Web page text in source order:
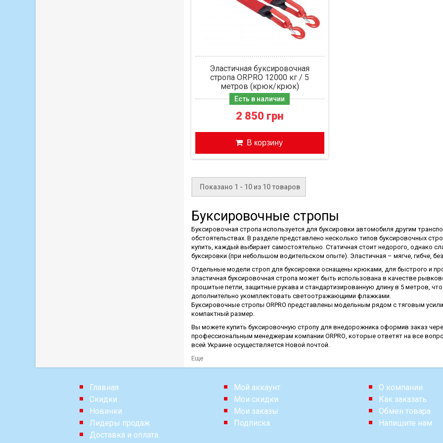
Эластичная буксировочная
стропа ORPRO 12000 кг / 5
метров (крюк/крюк)
Есть в наличии
2 850 грн
В корзину
Показано 1 - 10 из 10 товаров
Буксировочные стропы
Буксировочная стропа используется для буксировки автомобиля другим
обстоятельствах. В разделе представлено несколько типов буксировочных
купить, каждый выбирает самостоятельно. Статичная стоит недорого, однако
буксировки (при небольшом водительском опыте). Эластичная – мягче, гибче,
Отдельные модели строп для буксировки оснащены крюками, для быстрого и
эластичная буксировочная стропа может быть использована в качестве
прошитые петли, защитные рукава и стандартизированную длину в 5 метров,
дополнительно укомплектовать светоотражающими флажками.
Буксировочные стропы ORPRO представлены модельным рядом с тяговым
компактный размер.
Вы можете купить буксировочную стропу для внедорожника оформив заказ
профессиональным менеджерам компании ORPRO , которые ответят на все
всей Украине осуществляется Новой почтой.
Еще
Главная
Скидки
Новинки
Лидеры продаж
Доставка и оплата
Мой аккаунт
Мои скидки
Мои заказы
Подписка
О компании
Как заказать
Обмен товара
Напишите нам